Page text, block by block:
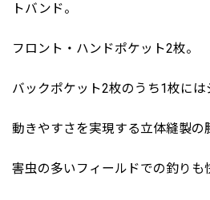
トバンド。
フロント・ハンドポケット2枚。
バックポケット2枚のうち1枚には
動きやすさを実現する立体縫製の
害虫の多いフィールドでの釣りも